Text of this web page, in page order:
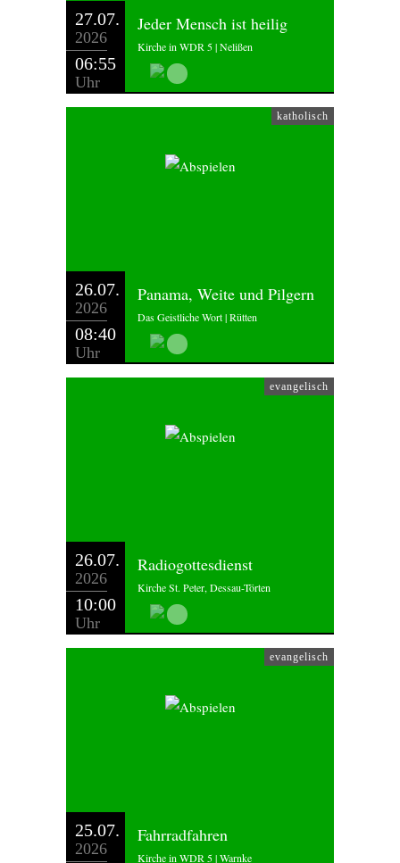
27.07.
2026
06:55
Uhr
Jeder Mensch ist heilig
Kirche in WDR 5 | Nelißen
katholisch
26.07.
2026
08:40
Uhr
Panama, Weite und Pilgern
Das Geistliche Wort | Rütten
evangelisch
26.07.
2026
10:00
Uhr
Radiogottesdienst
Kirche St. Peter, Dessau-Törten
evangelisch
25.07.
2026
Fahrradfahren
Kirche in WDR 5 | Warnke